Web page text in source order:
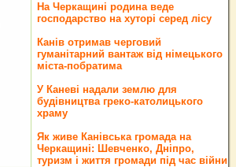
На Черкащині родина веде
господарство на хуторі серед лісу
Канів отримав черговий
гуманітарний вантаж від німецького
міста-побратима
У Каневі надали землю для
будівництва греко‐католицького
храму
Як живе Канівська громада на
Черкащині: Шевченко, Дніпро,
туризм і життя громади під час війни